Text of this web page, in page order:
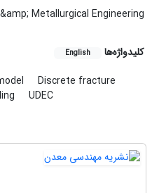
Metallurgical Engineering
کلیدواژه‌ها
English
Discrete fracture
UDEC